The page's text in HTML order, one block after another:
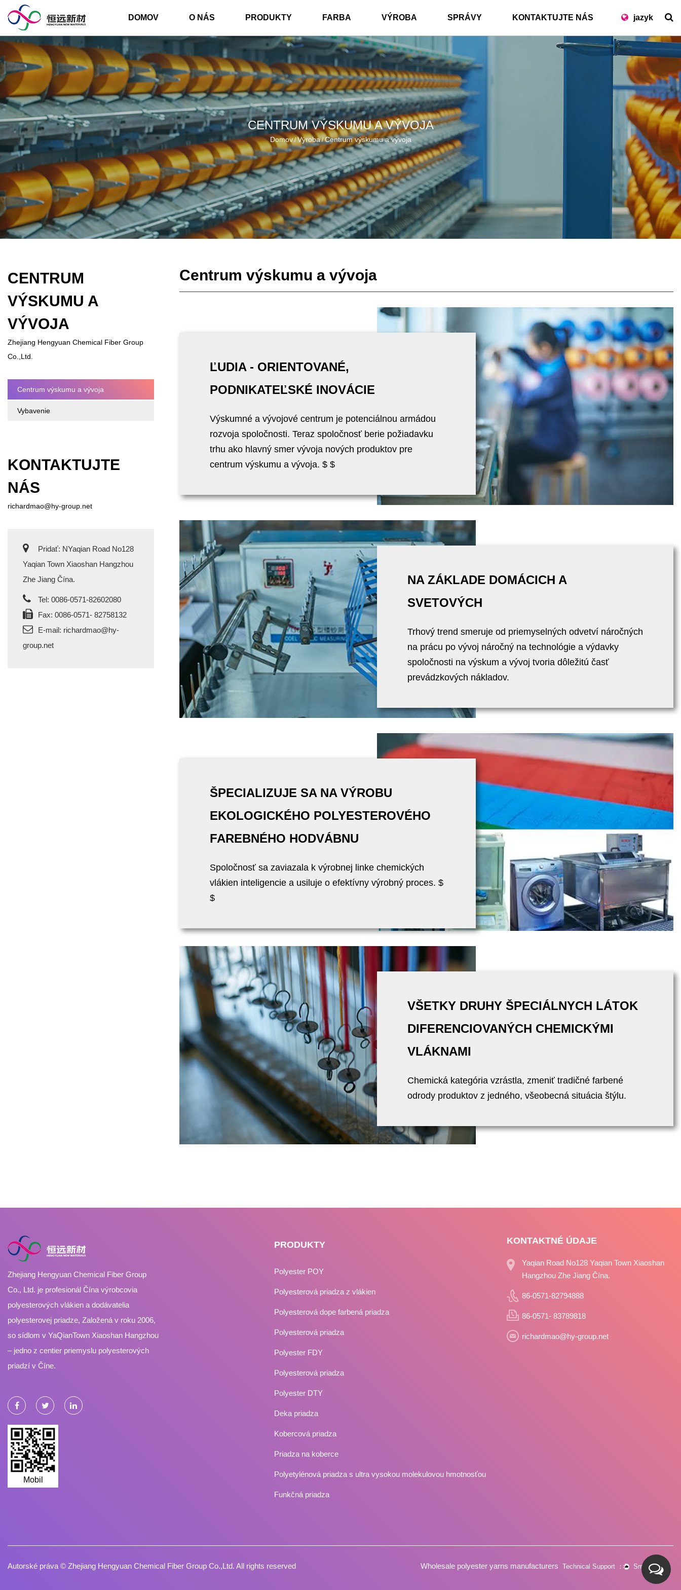
jazyk
DOMOV O NÁS PRODUKTY FARBA VÝROBA SPRÁVY KONTAKTUJTE NÁS
CENTRUM VÝSKUMU A VÝVOJA
Domov/Výroba/Centrum výskumu a vývoja
CENTRUM
VÝSKUMU A
VÝVOJA
Zhejiang Hengyuan Chemical Fiber Group
Co.,Ltd.
Centrum výskumu a vývoja
Vybavenie
KONTAKTUJTE
NÁS
richardmao@hy-group.net
Pridať: NYaqian Road No128
Yaqian Town Xiaoshan Hangzhou
Zhe Jiang Čína.
Tel: 0086-0571-82602080
Fax: 0086-0571- 82758132
E-mail: richardmao@hy-
group.net
Centrum výskumu a vývoja
ĽUDIA - ORIENTOVANÉ,
PODNIKATEĽSKÉ INOVÁCIE
Výskumné a vývojové centrum je potenciálnou armádou
rozvoja spoločnosti. Teraz spoločnosť berie požiadavku
trhu ako hlavný smer vývoja nových produktov pre
centrum výskumu a vývoja. $ $
NA ZÁKLADE DOMÁCICH A
SVETOVÝCH
Trhový trend smeruje od priemyselných odvetví náročných
na prácu po vývoj náročný na technológie a výdavky
spoločnosti na výskum a vývoj tvoria dôležitú časť
prevádzkových nákladov.
ŠPECIALIZUJE SA NA VÝROBU
EKOLOGICKÉHO POLYESTEROVÉHO
FAREBNÉHO HODVÁBNU
Spoločnosť sa zaviazala k výrobnej linke chemických
vlákien inteligencie a usiluje o efektívny výrobný proces. $
$
VŠETKY DRUHY ŠPECIÁLNYCH LÁTOK
DIFERENCIOVANÝCH CHEMICKÝMI
VLÁKNAMI
Chemická kategória vzrástla, zmeniť tradičné farbené
odrody produktov z jedného, ​​všeobecná situácia štýlu.
Zhejiang Hengyuan Chemical Fiber Group
Co., Ltd. je profesionál Čína výrobcovia
polyesterových vlákien a dodávatelia
polyesterovej priadze, Založená v roku 2006,
so sídlom v YaQianTown Xiaoshan Hangzhou
– jedno z centier priemyslu polyesterových
priadzí v Číne.
Mobil
PRODUKTY
Polyester POY
Polyesterová priadza z vlákien
Polyesterová dope farbená priadza
Polyesterová priadza
Polyester FDY
Polyesterová priadza
Polyester DTY
Deka priadza
Kobercová priadza
Priadza na koberce
Polyetylénová priadza s ultra vysokou molekulovou hmotnosťou
Funkčná priadza
KONTAKTNÉ ÚDAJE
Yaqian Road No128 Yaqian Town Xiaoshan
Hangzhou Zhe Jiang Čína.
86-0571-82794888
86-0571- 83789818
richardmao@hy-group.net
Autorské práva © Zhejiang Hengyuan Chemical Fiber Group Co.,Ltd. All rights reserved Wholesale polyester yarns manufacturers